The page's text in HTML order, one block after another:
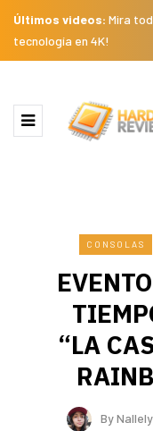
Últimos videos: Mira
tecnología en 4K!
CONSOLAS
“LA
By